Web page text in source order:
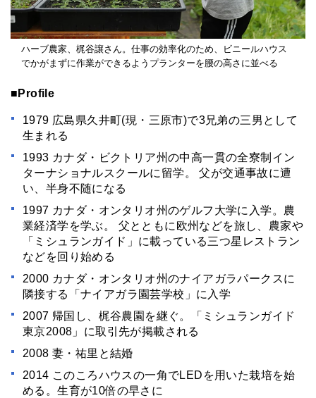
ハーブ農家、梶谷譲さん。仕事の効率化のため、ビニールハウス
でかがまずに作業ができるようプランターを腰の高さに並べる
■Profile
1979 広島県久井町(現・三原市)で3兄弟の三男として
生まれる
1993 カナダ・ビクトリア州の中高一貫の全寮制イン
ターナショナルスクールに留学。 父が交通事故に遭
い、半身不随になる
1997 カナダ・オンタリオ州のゲルフ大学に入学。農
業経済学を学ぶ。 父とともに欧州などを旅し、農家や
「ミシュランガイド」に載っている三つ星レストラン
などを回り始める
2000 カナダ・オンタリオ州のナイアガラパークスに
隣接する「ナイアガラ園芸学校」に入学
2007 帰国し、梶谷農園を継ぐ。「ミシュランガイド
東京2008」に取引先が掲載される
2008 妻・祐里と結婚
2014 このころハウスの一角でLEDを用いた栽培を始
める。生育が10倍の早さに